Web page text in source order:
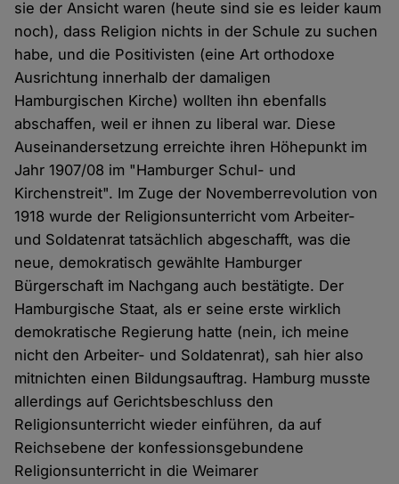
sie der Ansicht waren (heute sind sie es leider kaum
noch), dass Religion nichts in der Schule zu suchen
habe, und die Positivisten (eine Art orthodoxe
Ausrichtung innerhalb der damaligen
Hamburgischen Kirche) wollten ihn ebenfalls
abschaffen, weil er ihnen zu liberal war. Diese
Auseinandersetzung erreichte ihren Höhepunkt im
Jahr 1907/08 im "Hamburger Schul- und
Kirchenstreit". Im Zuge der Novemberrevolution von
1918 wurde der Religionsunterricht vom Arbeiter-
und Soldatenrat tatsächlich abgeschafft, was die
neue, demokratisch gewählte Hamburger
Bürgerschaft im Nachgang auch bestätigte. Der
Hamburgische Staat, als er seine erste wirklich
demokratische Regierung hatte (nein, ich meine
nicht den Arbeiter- und Soldatenrat), sah hier also
mitnichten einen Bildungsauftrag. Hamburg musste
allerdings auf Gerichtsbeschluss den
Religionsunterricht wieder einführen, da auf
Reichsebene der konfessionsgebundene
Religionsunterricht in die Weimarer